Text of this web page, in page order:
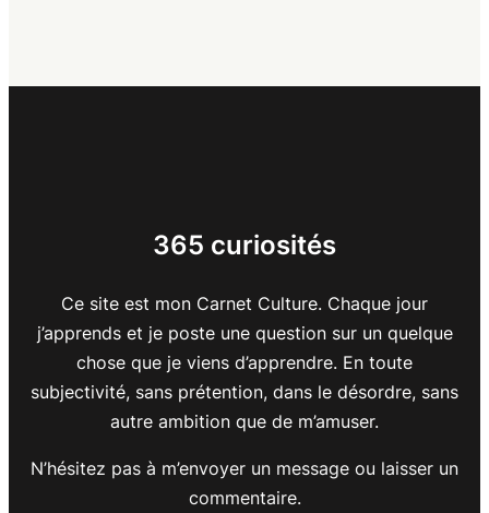
365 curiosités
Ce site est mon Carnet Culture. Chaque jour
j’apprends et je poste une question sur un quelque
chose que je viens d’apprendre. En toute
subjectivité, sans prétention, dans le désordre, sans
autre ambition que de m’amuser.
N’hésitez pas à m’envoyer un message ou laisser un
commentaire.